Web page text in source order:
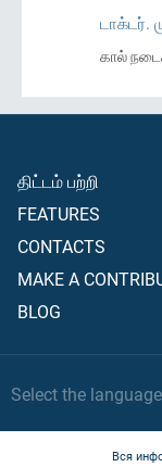
டாக்டர்.
கால்
திட்டம் பற்றி
FEATURES
CONTACTS
MAKE A
BLOG
Select the
Вся